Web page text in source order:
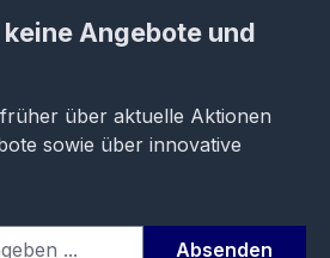
Angebote und
über aktuelle Aktionen
sowie über innovative
Absenden